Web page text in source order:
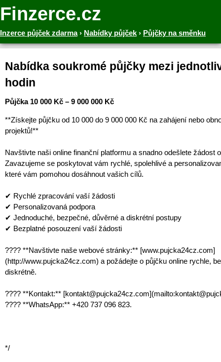
Finzerce.cz
Inzerce půjček zdarma› Nabídky půjček › Půjčky na směnku
Nabídka soukromé půjčky mezi
hodin
Půjčka 10 000 Kč – 9 000 000 Kč
**Získejte půjčku od 10 000 do 9 000 000 Kč na zahájení nebo
projektů!**
Navštivte naši online finanční platformu a snadno odešlete žádost
Zavazujeme se poskytovat vám rychlé, spolehlivé a
které vám pomohou dosáhnout vašich cílů.
✔ Rychlé zpracování vaší žádosti
✔ Personalizovaná podpora
✔ Jednoduché, bezpečné, důvěrné a diskrétní postupy
✔ Bezplatné posouzení vaší žádosti
???? **Navštivte naše webové stránky:** [www.pujcka24cz.com]
(http://www.pujcka24cz.com) a požádejte o půjčku online rychle,
diskrétně.
???? **Kontakt:**
???? **WhatsApp:** +420 737 096 823.
*/